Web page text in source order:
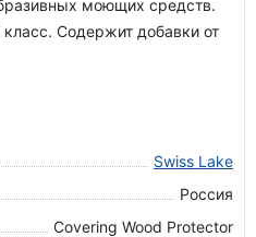
моющих средств.
Содержит добавки от
Swiss Lake
Россия
Covering Wood Protector